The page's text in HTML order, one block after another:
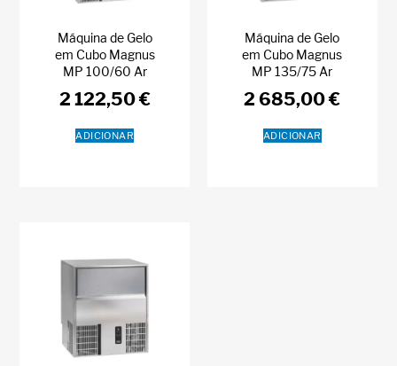
Máquina de Gelo
em Cubo Magnus
MP 100/60 Ar
2 122,50€
ADICIONAR
Máquina de Gelo
em Cubo Magnus
MP 135/75 Ar
2 685,00€
ADICIONAR